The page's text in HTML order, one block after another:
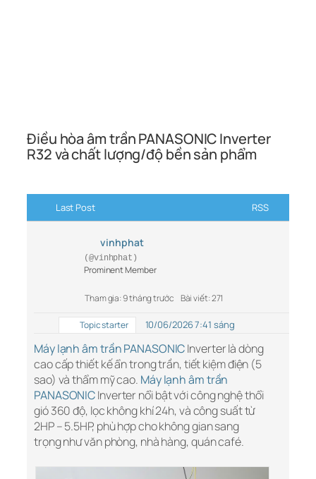
Điều hòa âm trần PANASONIC Inverter
R32 và chất lượng/độ bền sản phẩm
Last Post RSS
vinhphat
(@vinhphat)
Prominent Member
Tham gia: 9 tháng trước Bài viết: 271
Topic starter 10/06/2026 7:41 sáng
Máy lạnh âm trần PANASONICInverter là dòng
cao cấp thiết kế ẩn trong trần, tiết kiệm điện (5
sao) và thẩm mỹ cao. Máy lạnh âm trần
PANASONICInverter nổi bật với công nghệ thổi
gió 360 độ, lọc không khí 24h, và công suất từ
2HP – 5.5HP, phù hợp cho không gian sang
trọng như văn phòng, nhà hàng, quán café.